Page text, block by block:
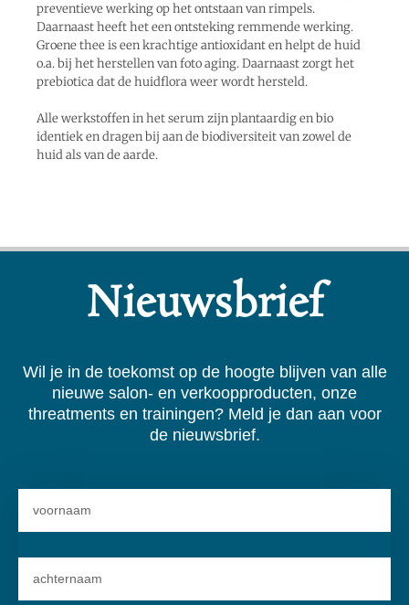
preventieve werking op het ontstaan van rimpels.
Daarnaast heeft het een ontsteking remmende werking.
Groene thee is een krachtige antioxidant en helpt de huid
o.a. bij het herstellen van foto aging. Daarnaast zorgt het
prebiotica dat de huidflora weer wordt hersteld.
Alle werkstoffen in het serum zijn plantaardig en bio
identiek en dragen bij aan de biodiversiteit van zowel de
huid als van de aarde.
Nieuwsbrief
Wil je in de toekomst op de hoogte blijven van alle
nieuwe salon- en verkoopproducten, onze
threatments en trainingen? Meld je dan aan voor
de nieuwsbrief.